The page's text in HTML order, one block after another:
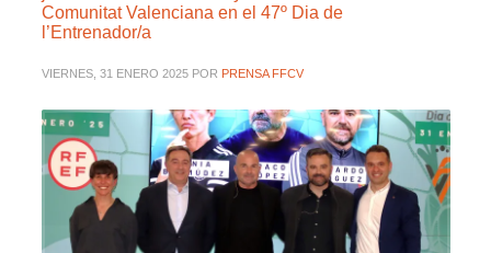
Comunitat Valenciana en el 47º Dia de
l’Entrenador/a
VIERNES, 31 ENERO 2025 POR PRENSA FFCV